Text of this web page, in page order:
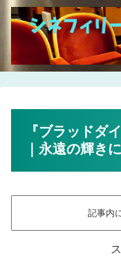
『ブラッドダ
｜永遠の輝き
記事内